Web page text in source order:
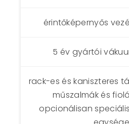
érintőképernyős
5 év gyártói
rack-es és kaniszteres
műszalmák és
opcionálisan